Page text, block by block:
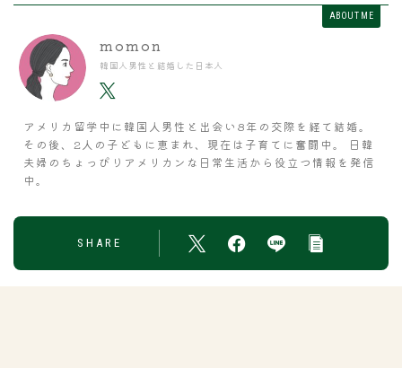
ABOUT ME
momon
韓国人男性と結婚した日本人
アメリカ留学中に韓国人男性と出会い8年の交際を経て結婚。
その後、2人の子どもに恵まれ、現在は子育てに奮闘中。 日韓
夫婦のちょっぴりアメリカンな日常生活から役立つ情報を発信
中。
SHARE